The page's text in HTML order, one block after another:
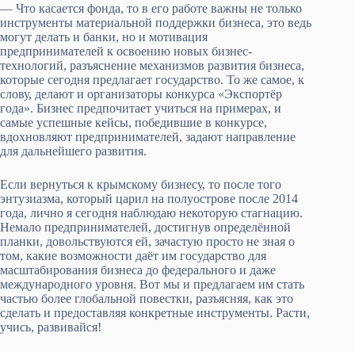
— Что касается фонда, то в его работе важны не только
инструменты материальной поддержки бизнеса, это ведь
могут делать и банки, но и мотивация
предпринимателей к освоению новых бизнес-
технологий, разъяснение механизмов развития бизнеса,
которые сегодня предлагает государство. То же самое, к
слову, делают и организаторы конкурса «Экспортёр
года». Бизнес предпочитает учиться на примерах, и
самые успешные кейсы, победившие в конкурсе,
вдохновляют предпринимателей, задают направление
для дальнейшего развития.
Если вернуться к крымскому бизнесу, то после того
энтузиазма, который царил на полуострове после 2014
года, лично я сегодня наблюдаю некоторую стагнацию.
Немало предпринимателей, достигнув определённой
планки, довольствуются ей, зачастую просто не зная о
том, какие возможности даёт им государство для
масштабирования бизнеса до федерального и даже
международного уровня. Вот мы и предлагаем им стать
частью более глобальной повестки, разъясняя, как это
сделать и предоставляя конкретные инструменты. Расти,
учись, развивайся!